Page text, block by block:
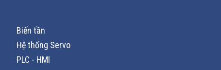
Biến tần
Hệ thống Servo
PLC - HMI